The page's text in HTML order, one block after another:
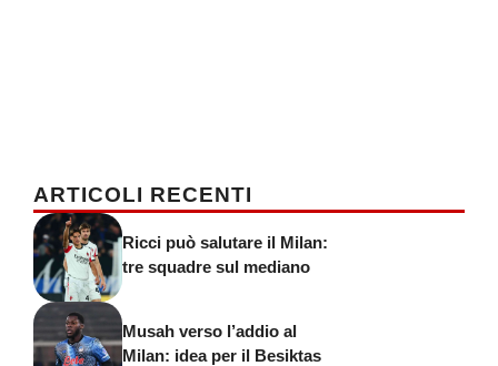
ARTICOLI RECENTI
Ricci può salutare il Milan:
tre squadre sul mediano
Musah verso l’addio al
Milan: idea per il Besiktas